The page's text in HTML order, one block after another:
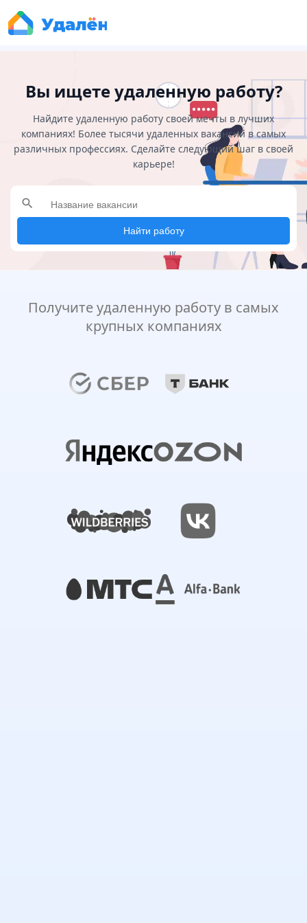
Вы ищете удаленную работу?
Найдите удаленную работу своей мечты в лучших
компаниях! Более тысячи удаленных вакансий в самых
различных профессиях. Сделайте следующий шаг в своей
карьере!
search
Найти работу
Получите удаленную работу в самых
крупных компаниях